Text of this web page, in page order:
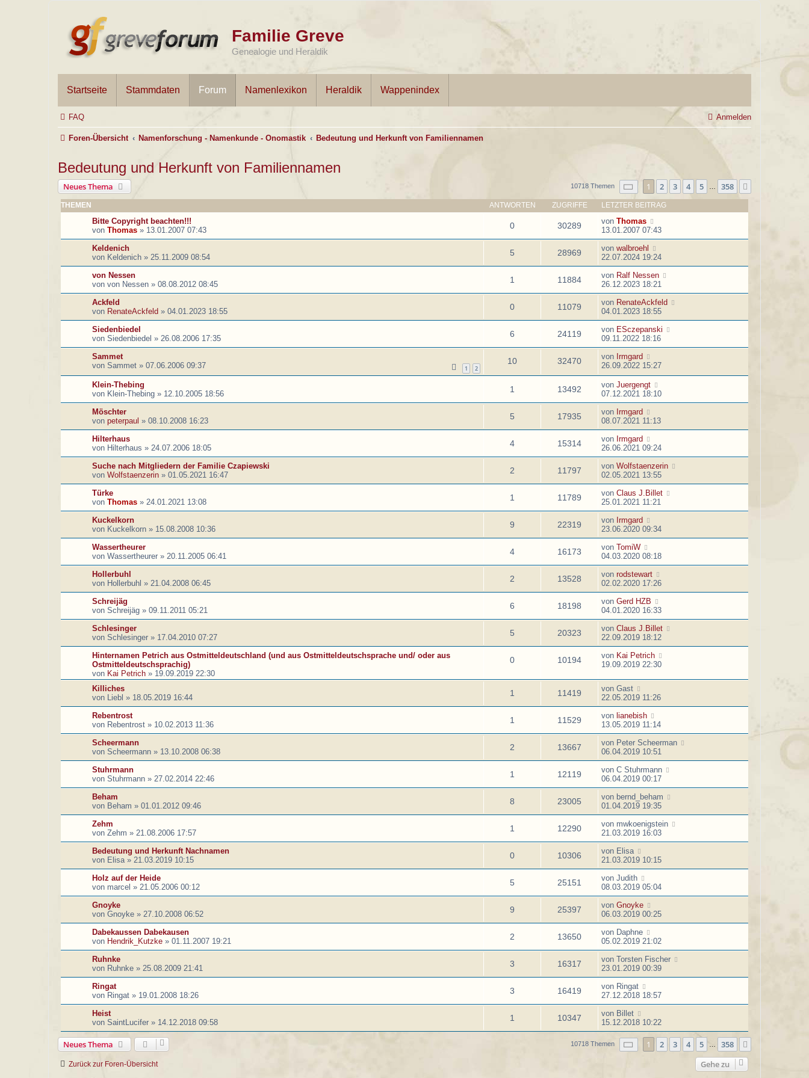
Familie Greve
Genealogie und Heraldik
Startseite Stammdaten Forum Namenlexikon Heraldik Wappenindex
FAQ Anmelden
Foren-Übersicht Namenforschung - Namenkunde - Onomastik Bedeutung und Herkunft von Familiennamen
Bedeutung und Herkunft von Familiennamen
Neues Thema 10718 Themen Seite von358
1 2 3 4 5 358
THEMEN ANTWORTEN ZUGRIFFE LETZTER BEITRAG
Bitte Copyright beachten!!!
von Thomas » 13.01.2007 07:43 0 30289 von Thomas
13.01.2007 07:43
Keldenich
von Keldenich » 25.11.2009 08:54 5 28969 von walbroehl
22.07.2024 19:24
von Nessen
von von Nessen » 08.08.2012 08:45 1 11884 von Ralf Nessen
26.12.2023 18:21
Ackfeld
von RenateAckfeld » 04.01.2023 18:55 0 11079 von RenateAckfeld
04.01.2023 18:55
Siedenbiedel
von Siedenbiedel » 26.08.2006 17:35 6 24119 von ESczepanski
09.11.2022 18:16
Sammet
von Sammet » 07.06.2006 09:37 1 2
10 32470 von Irmgard
26.09.2022 15:27
Klein-Thebing
von Klein-Thebing » 12.10.2005 18:56 1 13492 von Juergengt
07.12.2021 18:10
Möschter
von peterpaul » 08.10.2008 16:23 5 17935 von Irmgard
08.07.2021 11:13
Hilterhaus
von Hilterhaus » 24.07.2006 18:05 4 15314 von Irmgard
26.06.2021 09:24
Suche nach Mitgliedern der Familie Czapiewski
von Wolfstaenzerin » 01.05.2021 16:47 2 11797 von Wolfstaenzerin
02.05.2021 13:55
Türke
von Thomas » 24.01.2021 13:08 1 11789 von Claus J.Billet
25.01.2021 11:21
Kuckelkorn
von Kuckelkorn » 15.08.2008 10:36 9 22319 von Irmgard
23.06.2020 09:34
Wassertheurer
von Wassertheurer » 20.11.2005 06:41 4 16173 von TomiW
04.03.2020 08:18
Hollerbuhl
von Hollerbuhl » 21.04.2008 06:45 2 13528 von rodstewart
02.02.2020 17:26
Schreijäg
von Schreijäg » 09.11.2011 05:21 6 18198 von Gerd HZB
04.01.2020 16:33
Schlesinger
von Schlesinger » 17.04.2010 07:27 5 20323 von Claus J.Billet
22.09.2019 18:12
Hinternamen Petrich aus Ostmitteldeutschland (und aus Ostmitteldeutschsprache und/ oder aus
Ostmitteldeutschsprachig)
von Kai Petrich » 19.09.2019 22:30
0 10194 von Kai Petrich
19.09.2019 22:30
Killiches
von Liebl » 18.05.2019 16:44 1 11419 von Gast
22.05.2019 11:26
Rebentrost
von Rebentrost » 10.02.2013 11:36 1 11529 von lianebish
13.05.2019 11:14
Scheermann
von Scheermann » 13.10.2008 06:38 2 13667 von Peter Scheerman
06.04.2019 10:51
Stuhrmann
von Stuhrmann » 27.02.2014 22:46 1 12119 von C Stuhrmann
06.04.2019 00:17
Beham
von Beham » 01.01.2012 09:46 8 23005 von bernd_beham
01.04.2019 19:35
Zehm
von Zehm » 21.08.2006 17:57 1 12290 von mwkoenigstein
21.03.2019 16:03
Bedeutung und Herkunft Nachnamen
von Elisa» 21.03.2019 10:15 0 10306 von Elisa
21.03.2019 10:15
Holz auf der Heide
von marcel » 21.05.2006 00:12 5 25151 von Judith
08.03.2019 05:04
Gnoyke
von Gnoyke » 27.10.2008 06:52 9 25397 von Gnoyke
06.03.2019 00:25
Dabekaussen Dabekausen
von Hendrik_Kutzke » 01.11.2007 19:21 2 13650 von Daphne
05.02.2019 21:02
Ruhnke
von Ruhnke » 25.08.2009 21:41 3 16317 von Torsten Fischer
23.01.2019 00:39
Ringat
von Ringat » 19.01.2008 18:26 3 16419 von Ringat
27.12.2018 18:57
Heist
von SaintLucifer » 14.12.2018 09:58 1 10347 von Billet
15.12.2018 10:22
Neues Thema 10718 Themen Seite von358
1 2 3 4 5 358
Zurück zur Foren-Übersicht Gehe zu